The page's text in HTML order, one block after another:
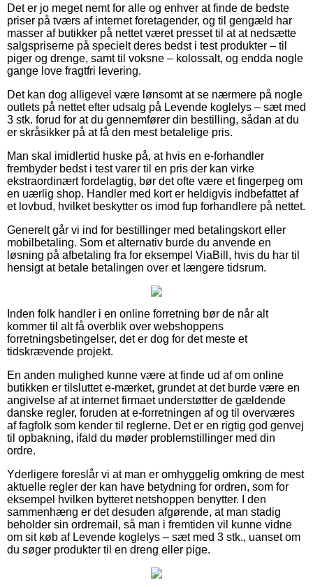
Det er jo meget nemt for alle og enhver at finde de bedste
priser på tværs af internet foretagender, og til gengæld har
masser af butikker på nettet været presset til at at nedsætte
salgspriserne på specielt deres bedst i test produkter – til
piger og drenge, samt til voksne – kolossalt, og endda nogle
gange love fragtfri levering.
Det kan dog alligevel være lønsomt at se nærmere på nogle
outlets på nettet efter udsalg på Levende koglelys – sæt med
3 stk. forud for at du gennemfører din bestilling, sådan at du
er skråsikker på at få den mest betalelige pris.
Man skal imidlertid huske på, at hvis en e-forhandler
frembyder bedst i test varer til en pris der kan virke
ekstraordinært fordelagtig, bør det ofte være et fingerpeg om
en uærlig shop. Handler med kort er heldigvis indbefattet af
et lovbud, hvilket beskytter os imod fup forhandlere på nettet.
Generelt går vi ind for bestillinger med betalingskort eller
mobilbetaling. Som et alternativ burde du anvende en
løsning på afbetaling fra for eksempel ViaBill, hvis du har til
hensigt at betale betalingen over et længere tidsrum.
Inden folk handler i en online forretning bør de når alt
kommer til alt få overblik over webshoppens
forretningsbetingelser, det er dog for det meste et
tidskrævende projekt.
En anden mulighed kunne være at finde ud af om online
butikken er tilsluttet e-mærket, grundet at det burde være en
angivelse af at internet firmaet understøtter de gældende
danske regler, foruden at e-forretningen af og til overværes
af fagfolk som kender til reglerne. Det er en rigtig god genvej
til opbakning, ifald du møder problemstillinger med din
ordre.
Yderligere foreslår vi at man er omhyggelig omkring de mest
aktuelle regler der kan have betydning for ordren, som for
eksempel hvilken bytteret netshoppen benytter. I den
sammenhæng er det desuden afgørende, at man stadig
beholder sin ordremail, så man i fremtiden vil kunne vidne
om sit køb af Levende koglelys – sæt med 3 stk., uanset om
du søger produkter til en dreng eller pige.